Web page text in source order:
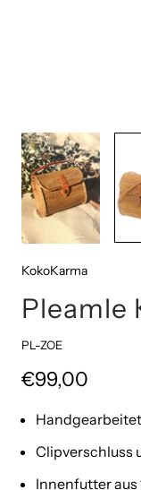
KokoKarma
Pleamle
PL-ZOE
€99,00
Clipverschluss
Innenfutter aus